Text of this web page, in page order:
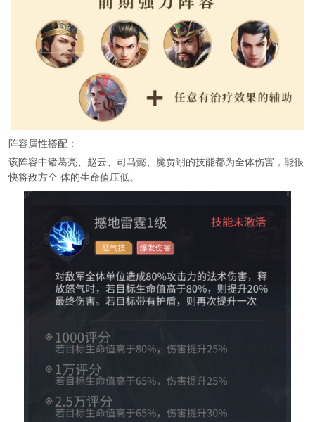
阵容属性搭配：
该阵容中诸葛亮、赵云、司马懿、魔贾诩的技能都为全体伤害，能很
快将敌方全 体的生命值压低。